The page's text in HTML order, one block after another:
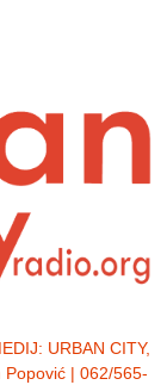
URBAN CITY,
| 062/565-